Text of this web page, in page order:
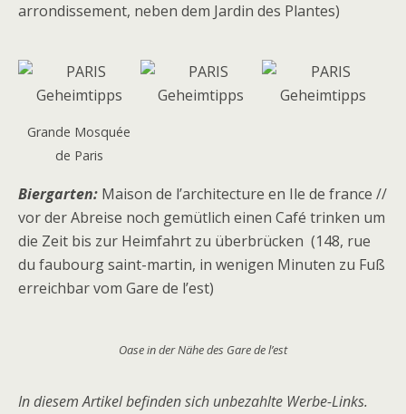
arrondissement, neben dem Jardin des Plantes)
Grande Mosquée
de Paris
Biergarten: Maison de l’architecture en Ile de france //
vor der Abreise noch gemütlich einen Café trinken um
die Zeit bis zur Heimfahrt zu überbrücken (148, rue
du faubourg saint-martin, in wenigen Minuten zu Fuß
erreichbar vom Gare de l’est)
Oase in der Nähe des Gare de l’est
In diesem Artikel befinden sich unbezahlte Werbe-Links.